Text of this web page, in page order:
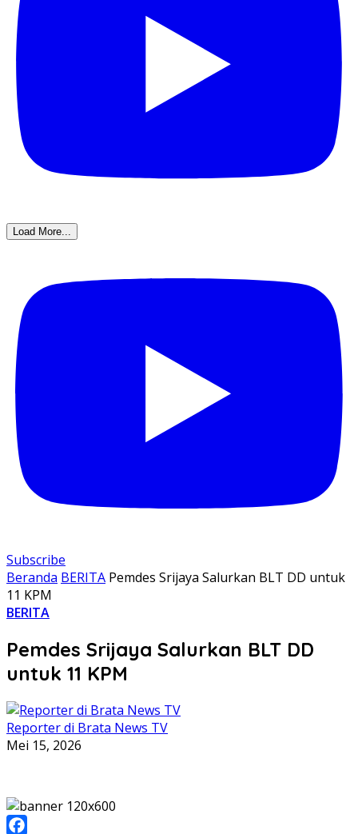
Load More...
Subscribe
Beranda BERITA Pemdes Srijaya Salurkan BLT DD untuk
11 KPM
BERITA
Pemdes Srijaya Salurkan BLT DD
untuk 11 KPM
Reporter di Brata News TV
Mei 15, 2026